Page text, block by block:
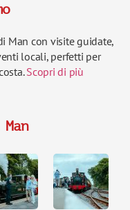
Man con visite guidate,
locali, perfetti per
Scopri di più